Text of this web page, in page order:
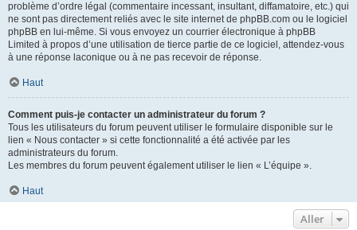
problème d’ordre légal (commentaire incessant, insultant, diffamatoire, etc.) qui
ne sont pas directement reliés avec le site internet de phpBB.com ou le logiciel
phpBB en lui-même. Si vous envoyez un courrier électronique à phpBB
Limited à propos d’une utilisation de tierce partie de ce logiciel, attendez-vous
à une réponse laconique ou à ne pas recevoir de réponse.
Haut
Comment puis-je contacter un administrateur du forum ?
Tous les utilisateurs du forum peuvent utiliser le formulaire disponible sur le
lien « Nous contacter » si cette fonctionnalité a été activée par les
administrateurs du forum.
Les membres du forum peuvent également utiliser le lien « L’équipe ».
Haut
Aller